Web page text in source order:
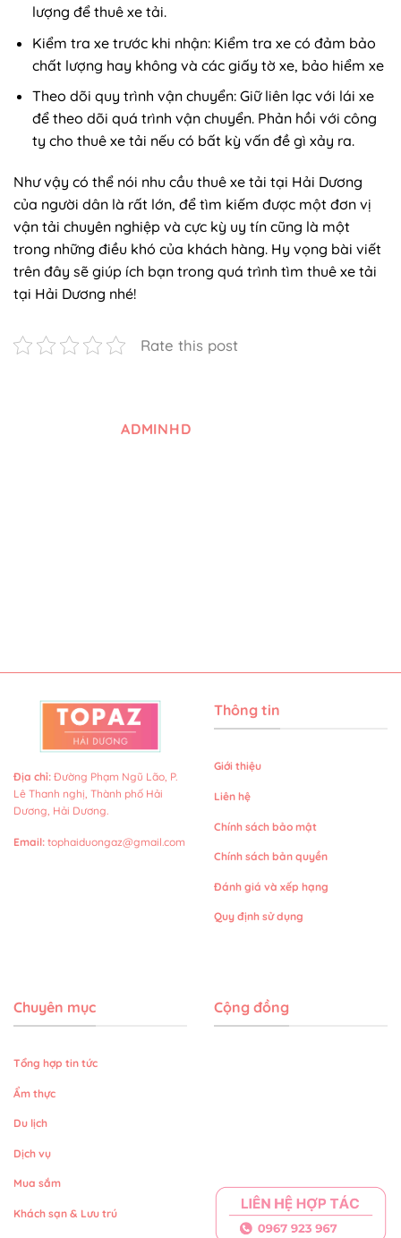
lượng để thuê xe tải.
Kiểm tra xe trước khi nhận: Kiểm tra xe có đảm bảo
chất lượng hay không và các giấy tờ xe, bảo hiểm xe
Theo dõi quy trình vận chuyển: Giữ liên lạc với lái xe
để theo dõi quá trình vận chuyển. Phản hồi với công
ty cho thuê xe tải nếu có bất kỳ vấn đề gì xảy ra.
Như vậy có thể nói nhu cầu thuê xe tải tại Hải Dương
của người dân là rất lớn, để tìm kiếm được một đơn vị
vận tải chuyên nghiệp và cực kỳ uy tín cũng là một
trong những điều khó của khách hàng. Hy vọng bài viết
trên đây sẽ giúp ích bạn trong quá trình tìm thuê xe tải
tại Hải Dương nhé!
Rate this post
ADMINHD
Địa chỉ: Đường Phạm Ngũ Lão, P.
Lê Thanh nghị, Thành phố Hải
Dương, Hải Dương.
Email: tophaiduongaz@gmail.com
Thông tin
Giới thiệu
Liên hệ
Chính sách bảo mật
Chính sách bản quyền
Đánh giá và xếp hạng
Quy định sử dụng
Chuyên mục
Tổng hợp tin tức
Ẩm thực
Du lịch
Dịch vụ
Mua sắm
Khách sạn & Lưu trú
Cộng đồng